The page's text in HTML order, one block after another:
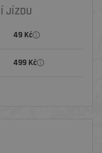
JÍZDU
49 Kč
499 Kč